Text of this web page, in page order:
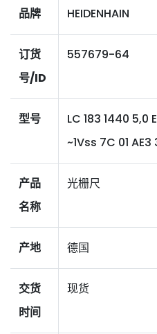
品牌 HEIDENHAIN
订货
号/ID
557679-64
型号
LC 183 1440 5,0
~1Vss 7C 01 AE3
产品
名称
光栅尺
产地 德国
交货
时间
现货